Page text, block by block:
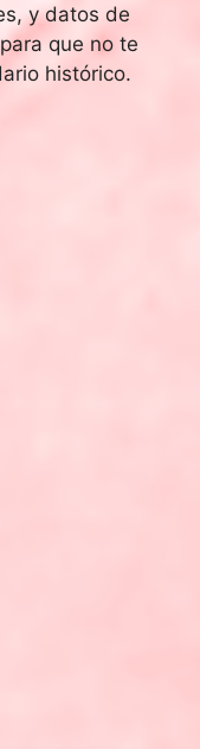
y datos de
que no te
histórico.